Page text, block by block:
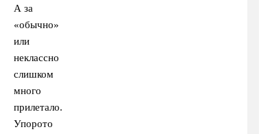
А за
«обычно»
или
неклассно
слишком
много
прилетало.
Упорото